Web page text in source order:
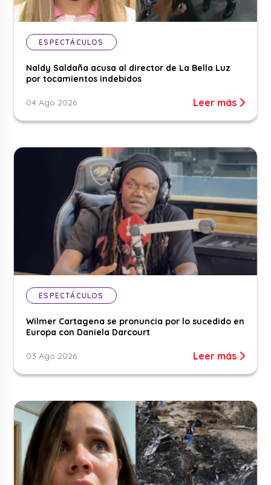
ESPECTÁCULOS
Naldy Saldaña acusa al director de La Bella Luz
por tocamientos indebidos
04 Ago 2026 Leer más
ESPECTÁCULOS
Wilmer Cartagena se pronuncia por lo sucedido en
Europa con Daniela Darcourt
03 Ago 2026 Leer más